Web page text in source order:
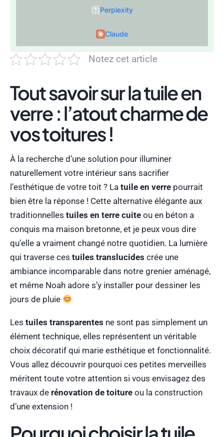
Perplexity
Claude
Notez cet article
Tout savoir sur la tuile en
verre : l’atout charme de
vos toitures !
À la recherche d’une solution pour illuminer
naturellement votre intérieur sans sacrifier
l’esthétique de votre toit ? La tuile en verre pourrait
bien être la réponse ! Cette alternative élégante aux
traditionnelles tuiles en terre cuite ou en béton a
conquis ma maison bretonne, et je peux vous dire
qu’elle a vraiment changé notre quotidien. La lumière
qui traverse ces tuiles translucides crée une
ambiance incomparable dans notre grenier aménagé,
et même Noah adore s’y installer pour dessiner les
jours de pluie
Les tuiles transparentes ne sont pas simplement un
élément technique, elles représentent un véritable
choix décoratif qui marie esthétique et fonctionnalité.
Vous allez découvrir pourquoi ces petites merveilles
méritent toute votre attention si vous envisagez des
travaux de rénovation de toiture ou la construction
d’une extension !